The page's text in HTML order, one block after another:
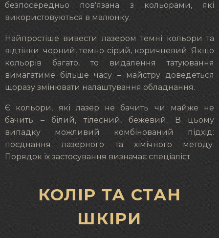
безпосередньо пов’язана з кольорами, які
використовуються в малюнку.
Найпростіше вивести лазером темні кольори та
відтінки: чорний, темно-сірий, коричневий. Якщо
кольорів багато, то видалення татуювання
вимагатиме більше часу – майстру доведеться
щоразу змінювати налаштування обладнання.
Є кольори, які лазер не бачить чи майже не
бачить – білий, тілесний, бежевий. В цьому
випадку можливий комбінований підхід:
поєднання лазерного та хімічного методу.
Порядок їх застосування визначає спеціаліст.
КОЛІР ТА СТАН
ШКІРИ